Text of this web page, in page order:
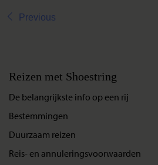
Previous
Reizen met Shoestring
De belangrijkste info op een rij
Bestemmingen
Duurzaam reizen
Reis- en annuleringsvoorwaarden